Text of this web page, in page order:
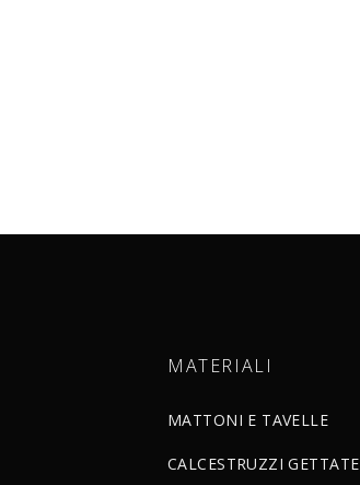
MATERIALI
MATTONI E TAVELLE
CALCESTRUZZI GETTATE